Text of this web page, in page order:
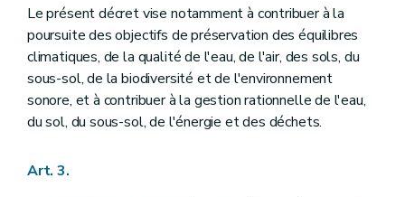
Le présent décret vise notamment à contribuer à la
poursuite des objectifs de préservation des équilibres
climatiques, de la qualité de l'eau, de l'air, des sols, du
sous-sol, de la biodiversité et de l'environnement
sonore, et à contribuer à la gestion rationnelle de l'eau,
du sol, du sous-sol, de l'énergie et des déchets.
Art. 3.